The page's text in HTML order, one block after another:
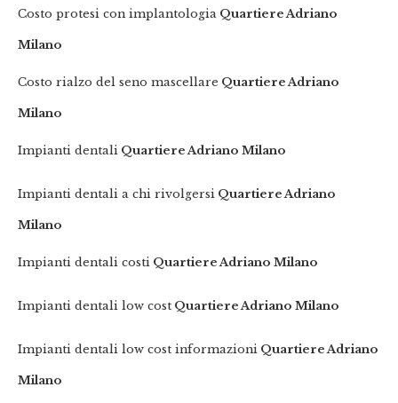
Costo protesi con implantologia Quartiere Adriano
Milano
Costo rialzo del seno mascellare Quartiere Adriano
Milano
Impianti dentali Quartiere Adriano Milano
Impianti dentali a chi rivolgersi Quartiere Adriano
Milano
Impianti dentali costi Quartiere Adriano Milano
Impianti dentali low cost Quartiere Adriano Milano
Impianti dentali low cost informazioni Quartiere Adriano
Milano